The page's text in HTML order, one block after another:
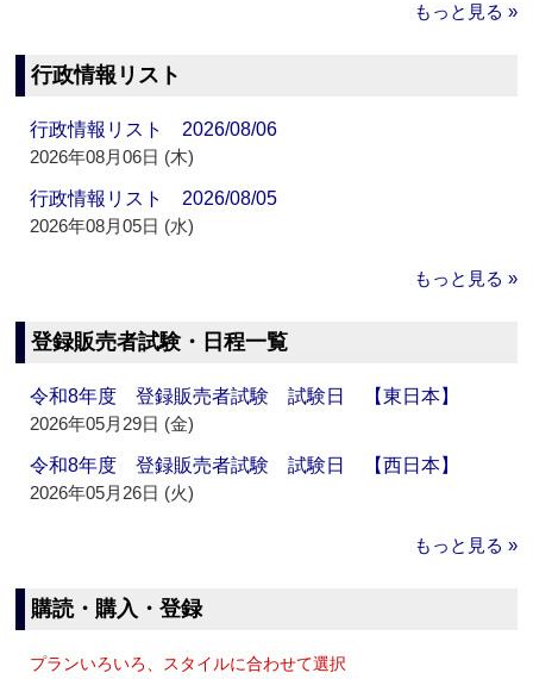
もっと見る »
行政情報リスト
行政情報リスト 2026/08/06
2026年08月06日 (木)
行政情報リスト 2026/08/05
2026年08月05日 (水)
もっと見る »
登録販売者試験・日程一覧
令和8年度 登録販売者試験 試験日 【東日本】
2026年05月29日 (金)
令和8年度 登録販売者試験 試験日 【西日本】
2026年05月26日 (火)
もっと見る »
購読・購入・登録
プランいろいろ、スタイルに合わせて選択